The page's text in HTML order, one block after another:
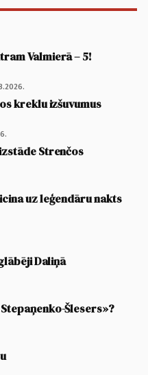
Valmierā – 5!
kreklu izšuvumus
Strenčos
uz leģendāru nakts
Daliņā
Šlesers»?